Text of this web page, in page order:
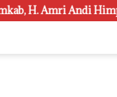
Terbanyak